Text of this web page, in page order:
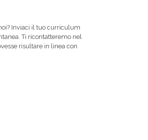
Inviaci il tuo curriculum
Ti ricontatteremo nel
risultare in linea con